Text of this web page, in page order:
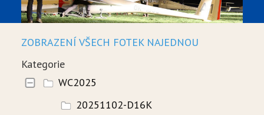
POČASÍ - DATA
WEBKAMERY
LOW RES METEO
SELF BRIEFING
ZOBRAZENÍ VŠECH FOTEK NAJEDNOU
Kategorie
WC2025
20251102-D16K